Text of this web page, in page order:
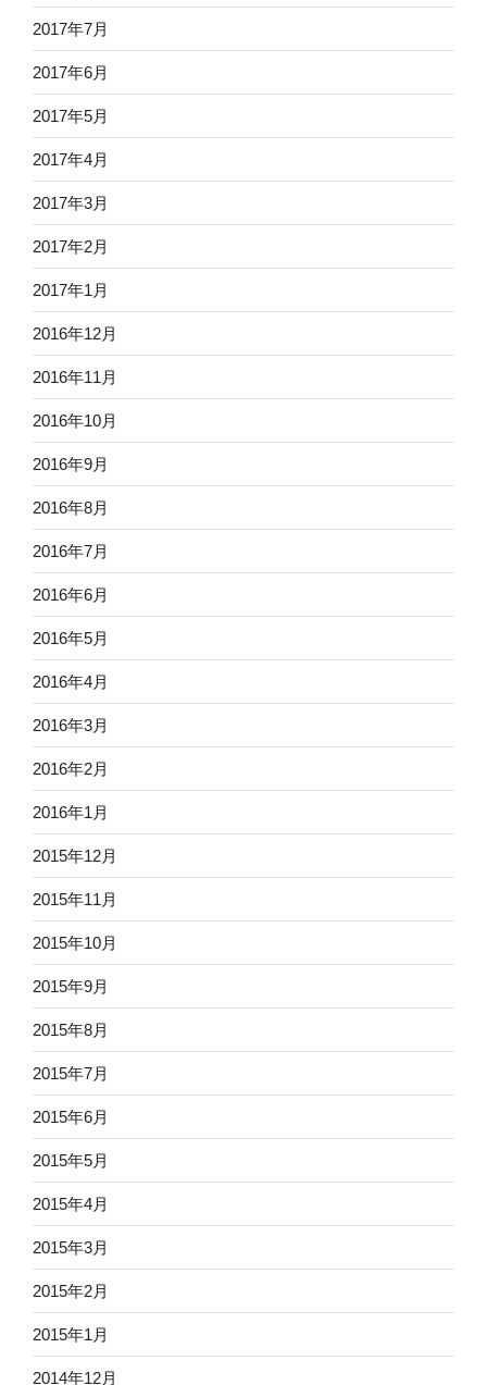
2017年7月
2017年6月
2017年5月
2017年4月
2017年3月
2017年2月
2017年1月
2016年12月
2016年11月
2016年10月
2016年9月
2016年8月
2016年7月
2016年6月
2016年5月
2016年4月
2016年3月
2016年2月
2016年1月
2015年12月
2015年11月
2015年10月
2015年9月
2015年8月
2015年7月
2015年6月
2015年5月
2015年4月
2015年3月
2015年2月
2015年1月
2014年12月